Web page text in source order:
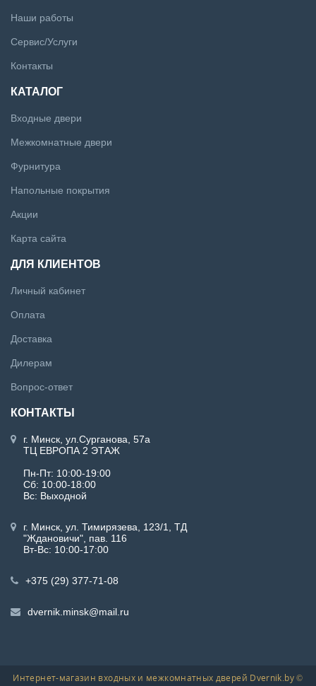
Наши работы
Сервис/Услуги
Контакты
КАТАЛОГ
Входные двери
Межкомнатные двери
Фурнитура
Напольные покрытия
Акции
Карта сайта
ДЛЯ КЛИЕНТОВ
Личный кабинет
Оплата
Доставка
Дилерам
Вопрос-ответ
КОНТАКТЫ
г. Минск, ул.Сурганова, 57а
ТЦ ЕВРОПА 2 ЭТАЖ
Пн-Пт: 10:00-19:00
Сб: 10:00-18:00
Вс: Выходной
г. Минск, ул. Тимирязева, 123/1, ТД
"Ждановичи", пав. 116
Вт-Вс: 10:00-17:00
+375 (29) 377-71-08
dvernik.minsk@mail.ru
Интернет-магазин входных и межкомнатных дверей Dvernik.by ©